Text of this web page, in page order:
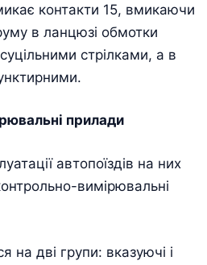
контакти 15, вмикаючи
в ланцюзі обмотки
стрілками, а в
прилади
автопоїздів на них
вимірювальні
на дві групи: вказуючі і